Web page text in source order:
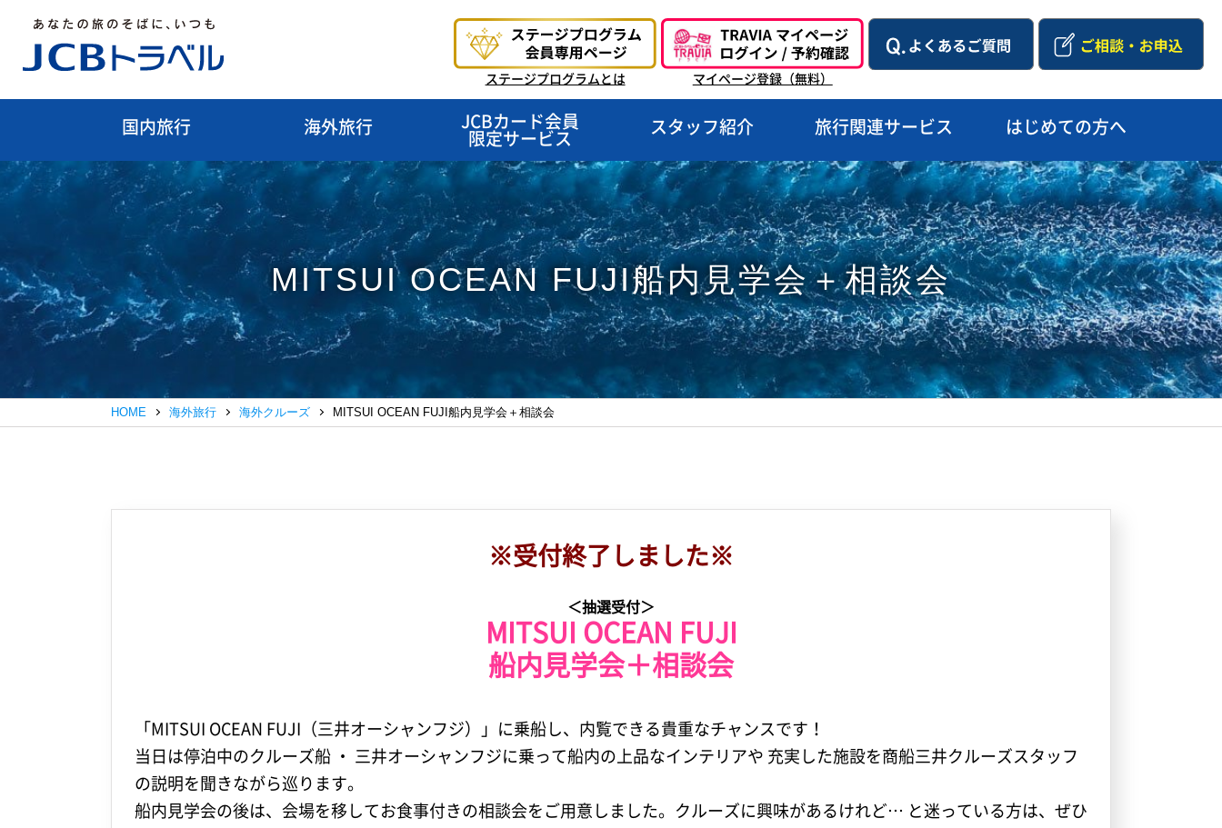
ステージプログラムとは マイページ登録（無料）
国内旅行 海外旅行
JCBカード会員
限定サービス
スタッフ紹介 旅行関連サービス はじめての方へ
MITSUI OCEAN FUJI船内見学会＋相談会
HOME 海外旅行 海外クルーズ MITSUI OCEAN FUJI船内見学会＋相談会
※受付終了しました※
＜抽選受付＞
MITSUI OCEAN FUJI
船内見学会＋相談会
「MITSUI OCEAN FUJI（三井オーシャンフジ）」に乗船し、内覧できる貴重なチャンスです！
当日は停泊中のクルーズ船 ・ 三井オーシャンフジに乗って船内の上品なインテリアや 充実した施設を商船三井クルーズスタッフ
の説明を聞きながら巡ります。
船内見学会の後は、会場を移してお食事付きの相談会をご用意しました。クルーズに興味があるけれど… と迷っている方は、ぜひ